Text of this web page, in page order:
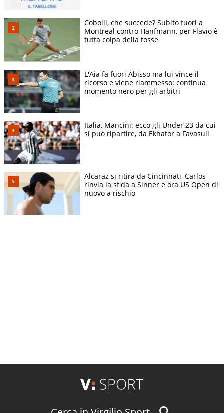
Cobolli, che succede? Subito fuori a
Montreal contro Hanfmann, per Flavio è
tutta colpa della tosse
L'Aia fa fuori Abisso ma lui vince il
ricorso e viene riammesso: continua
momento nero per gli arbitri
Italia, Mancini: ecco gli Under 23 da cui
si può ripartire, da Ekhator a Favasuli
Alcaraz si ritira da Cincinnati, Carlos
rinvia la sfida a Sinner e ora US Open di
nuovo a rischio